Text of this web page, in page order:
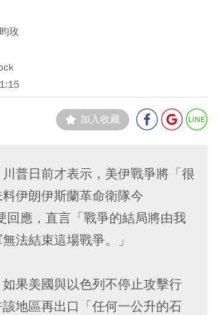
玫
加入收藏
普日前才表示，美伊戰爭將「很
伊朗伊斯蘭革命衛隊今
回應，直言「戰爭的結局將由我
法結束這場戰爭。」
果美國與以色列不停止攻擊行
地區再出口「任何一公升的石